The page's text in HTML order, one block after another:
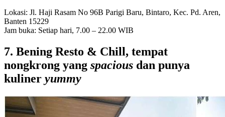
Lokasi: Jl. Haji Rasam No 96B Parigi Baru, Bintaro, Kec. Pd. Aren,
Banten 15229
Jam buka: Setiap hari, 7.00 – 22.00 WIB
7. Bening Resto & Chill, tempat
nongkrong yang spacious dan punya
kuliner yummy